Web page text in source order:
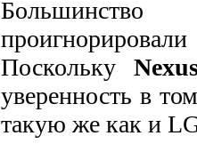
Поскольку
уверенность в
такую же как и